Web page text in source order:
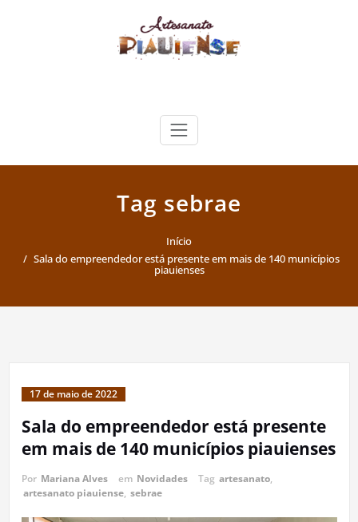
Artesanato Piauiense
Tag sebrae
Início
Sala do empreendedor está presente em mais de 140 municípios
piauienses
17 de maio de 2022
Sala do empreendedor está presente
em mais de 140 municípios piauienses
Por Mariana Alves em Novidades Tag artesanato,
artesanato piauiense, sebrae